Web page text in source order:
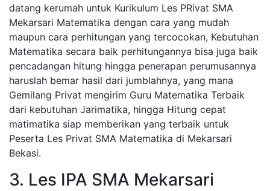
datang kerumah untuk Kurikulum Les PRivat SMA
Mekarsari Matematika dengan cara yang mudah
maupun cara perhitungan yang tercocokan, Kebutuhan
Matematika secara baik perhitungannya bisa juga baik
pencadangan hitung hingga penerapan perumusannya
haruslah bemar hasil dari jumblahnya, yang mana
Gemilang Privat mengirim Guru Matematika Terbaik
dari kebutuhan Jarimatika, hingga Hitung cepat
matimatika siap memberikan yang terbaik untuk
Peserta Les Privat SMA Matematika di Mekarsari
Bekasi.
3. Les IPA SMA Mekarsari